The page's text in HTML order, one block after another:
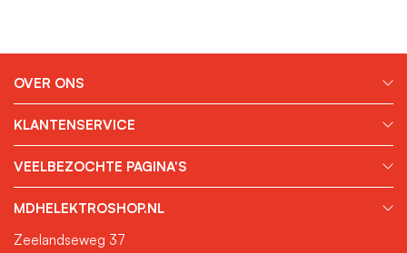
OVER ONS
KLANTENSERVICE
VEELBEZOCHTE PAGINA'S
MDHELEKTROSHOP.NL
Zeelandseweg 37